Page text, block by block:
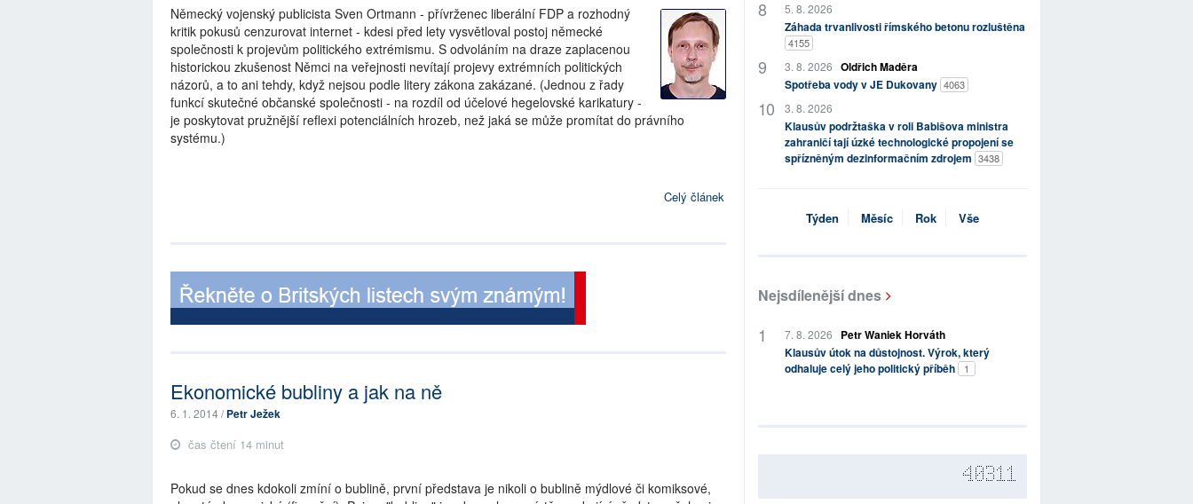
Německý vojenský publicista Sven Ortmann - přívrženec liberální FDP a rozhodný
kritik pokusů cenzurovat internet - kdesi před lety vysvětloval postoj německé
společnosti k projevům politického extrémismu. S odvoláním na draze zaplacenou
historickou zkušenost Němci na veřejnosti nevítají projevy extrémních politických
názorů, a to ani tehdy, když nejsou podle litery zákona zakázané. (Jednou z řady
funkcí skutečné občanské společnosti - na rozdíl od účelové hegelovské karikatury -
je poskytovat pružnější reflexi potenciálních hrozeb, než jaká se může promítat do právního
systému.)
Celý článek
Ekonomické bubliny a jak na ně
6. 1. 2014 /Petr Ježek
čas čtení 14 minut
Pokud se dnes kdokoli zmíní o bublině, první představa je nikoli o bublině mýdlové či komiksové,
5. 8. 2026
Záhada trvanlivosti římského betonu rozluštěna
4155
3. 8. 2026 Oldřich Maděra
Spotřeba vody v JE Dukovany 4063
3. 8. 2026
Klausův podržtaška v roli Babišova ministra
zahraničí tají úzké technologické propojení se
spřízněným dezinformačním zdrojem 3438
Týden Měsíc Rok Vše
Nejsdílenější dnes
7. 8. 2026
Petr Waniek Horváth
Klausův útok na důstojnost. Výrok, který
odhaluje celý jeho politický příběh
1
40311